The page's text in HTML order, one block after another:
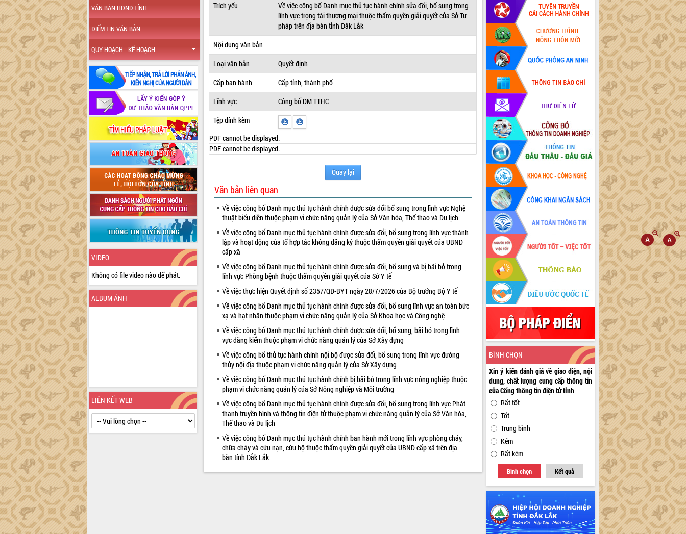
VĂN BẢN HĐND TỈNH
ĐIỂM TIN VĂN BẢN
QUY HOẠCH - KẾ HOẠCH
VIDEO
Không có file video nào để phát.
ALBUM ẢNH
LIÊN KẾT WEB
Trích yếu
Về việc công bố Danh mục thủ tục hành chính sửa đổi, bổ sung trong
lĩnh vực trọng tài thương mại thuộc thẩm quyền giải quyết của Sở Tư
pháp trên địa bàn tỉnh Đắk Lắk
Nội dung văn bản
Loại văn bản
Quyết định
Cấp ban hành
Cấp tỉnh, thành phố
Lĩnh vực
Công bố DM TTHC
Tệp đính kèm
PDF cannot be displayed.
PDF cannot be displayed.
Quay lại
Văn bản liên quan
Về việc công bố Danh mục thủ tục hành chính được sửa đổi bổ sung trong lĩnh vực Nghệ
thuật biểu diễn thuộc phạm vi chức năng quản lý của Sở Văn hóa, Thể thao và Du lịch
Về việc công bố Danh mục thủ tục hành chính được sửa đổi, bổ sung trong lĩnh vực thành
lập và hoạt động của tổ hợp tác không đăng ký thuộc thẩm quyền giải quyết của UBND
cấp xã
Về việc công bố Danh mục thủ tục hành chính được sửa đổi, bổ sung và bị bãi bỏ trong
lĩnh vực Phòng bệnh thuộc thẩm quyền giải quyết của Sở Y tế
Về việc thực hiện Quyết định số 2357/QĐ-BYT ngày 28/7/2026 của Bộ trưởng Bộ Y tế
Về việc công bố Danh mục thủ tục hành chính được sửa đổi, bổ sung lĩnh vực an toàn bức
xạ và hạt nhân thuộc phạm vi chức năng quản lý của Sở Khoa học và Công nghệ
Về việc công bố Danh mục thủ tục hành chính được sửa đổi, bổ sung, bãi bỏ trong lĩnh
vực đăng kiểm thuộc phạm vi chức năng quản lý của Sở Xây dựng
Về việc công bố thủ tục hành chính nội bộ được sửa đổi, bổ sung trong lĩnh vực đường
thủy nội địa thuộc phạm vi chức năng quản lý của Sở Xây dựng
Về việc công bố Danh mục thủ tục hành chính bị bãi bỏ trong lĩnh vực nông nghiệp thuộc
phạm vi chức năng quản lý của Sở Nông nghiệp và Môi trường
Về việc công bố Danh mục thủ tục hành chính được sửa đổi, bổ sung trong lĩnh vực Phát
thanh truyền hình và thông tin điện tử thuộc phạm vi chức năng quản lý của Sở Văn hóa,
Thể thao và Du lịch
Về việc công bố Danh mục thủ tục hành chính ban hành mới trong lĩnh vực phòng cháy,
chữa cháy và cứu nạn, cứu hộ thuộc thẩm quyền giải quyết của UBND cấp xã trên địa
bàn tỉnh Đắk Lắk
BÌNH CHỌN
Xin ý kiến đánh giá về giao diện, nội
dung, chất lượng cung cấp thông tin
của Cổng thông tin điện tử tỉnh
Rất tốt
Tốt
Trung bình
Kém
Rất kém
Bình chọn Kết quả